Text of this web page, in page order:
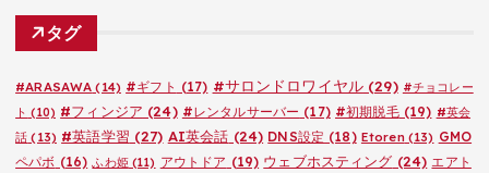
ゴ
タグ
#ARASAWA (14) #ギフト (17) #サロンドロワイヤル(29) #チョコレー
ト (10) #フィンジア (24) #レンタルサーバー (17) #初期脱毛(19) #英会
話 (13) #英語学習 (27) AI英会話 (24) DNS設定 (18) Etoren(13) GMO
ペパボ (16) ふわ姫(11) アウトドア (19) ウェブホスティング (24) エアト